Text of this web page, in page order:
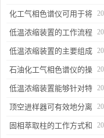
材料、新产品的研发中的
应用
化工气相色谱仪可用于将
样品引入色谱柱并推动分
离过程
低温浓缩装置的工作流程
及使用注意事项
低温浓缩装置的主要组成
部分及具体工作流程分析
石油化工气相色谱仪的操
作要点详细分析
低温浓缩装置能够针对特
定的目标组分进行有效浓
缩
顶空进样器可有效地分离
和富集样品中的挥发性成
固相萃取柱的工作方式和